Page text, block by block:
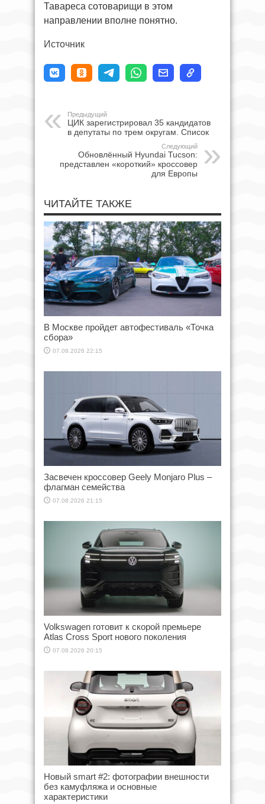
Тавареса сотоварищи в этом
направлении вполне понятно.
Источник
Предыдущий
ЦИК зарегистрировал 35 кандидатов
в депутаты по трем округам. Список
Следующий
Обновлённый Hyundai Tucson:
представлен «короткий» кроссовер
для Европы
ЧИТАЙТЕ ТАКЖЕ
В Москве пройдет автофестиваль «Точка
сбора»
07.08.2026 22:15
Засвечен кроссовер Geely Monjaro Plus –
флагман семейства
07.08.2026 21:15
Volkswagen готовит к скорой премьере
Atlas Cross Sport нового поколения
07.08.2026 20:15
Новый smart #2: фотографии внешности
без камуфляжа и основные
характеристики